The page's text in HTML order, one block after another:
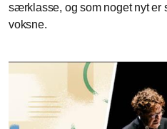
særklasse, og som noget nyt er
voksne.